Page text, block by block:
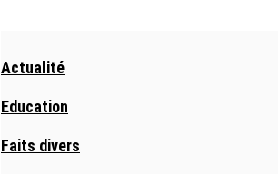
Actualité
Education
Faits divers